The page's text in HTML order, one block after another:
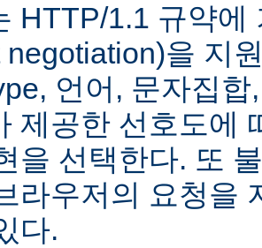
HTTP/1.1 규약에
negotiation)을 지
언어, 문자집
제공한 선호도에
을 선택한다. 또
라우저의 요청을
다.